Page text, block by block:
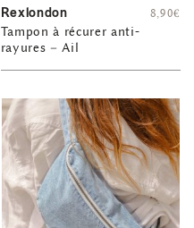
Rexlondon
Tampon à récurer anti-
rayures – Ail
8,90€